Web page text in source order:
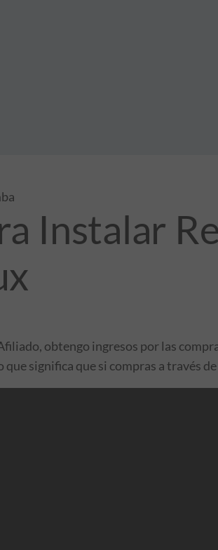
Instalar
obtengo ingresos por las
que significa que si compras a través